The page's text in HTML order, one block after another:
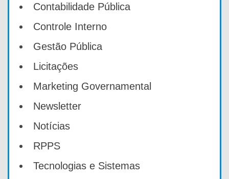
Contabilidade Pública
Controle Interno
Gestão Pública
Licitações
Marketing Governamental
Newsletter
Notícias
RPPS
Tecnologias e Sistemas